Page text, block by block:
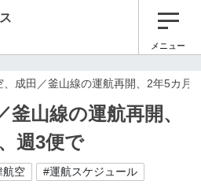
メニュー
、成田／釜山線の運航再開、2年5カ月
釜山線の運航再開、
週3便で
航空 #運航スケジュール